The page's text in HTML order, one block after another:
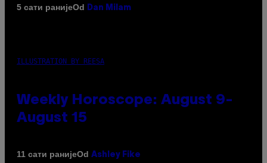
5 сати ранијеOd Dan Milam
ILLUSTRATION BY REESA
Weekly Horoscope: August 9-
August 15
11 сати ранијеOd Ashley Fike